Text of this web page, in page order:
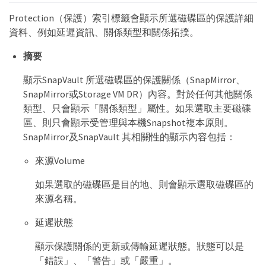
Protection（保護）索引標籤會顯示所選磁碟區的保護詳細
資料、例如延遲資訊、關係類型和關係拓撲。
摘要
顯示SnapVault 所選磁碟區的保護關係（SnapMirror、
SnapMirror或Storage VM DR）內容。對於任何其他關係
類型、只會顯示「關係類型」屬性。如果選取主要磁碟
區、則只會顯示受管理與本機Snapshot複本原則。
SnapMirror及SnapVault 其相關性的顯示內容包括：
來源Volume
如果選取的磁碟區是目的地、則會顯示選取磁碟區的
來源名稱。
延遲狀態
顯示保護關係的更新或傳輸延遲狀態。狀態可以是
「錯誤」、「警告」或「嚴重」。